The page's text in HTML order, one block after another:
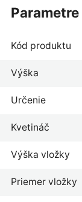
parametre
Kód produktu
Výška
Určenie
Kvetináč
Výška vložky
Priemer vložky